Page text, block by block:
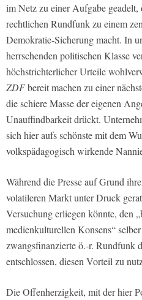
im Netz zu einer Aufgabe
rechtlichen Rundfunk zu einem
Demokratie-Sicherung macht. In
herrschenden politischen Klasse
höchstrichterlicher Urteile
ZDFbereit machen zu einer
die schiere Masse der eigenen
Unauffindbarkeit drückt.
sich hier aufs schönste mit dem
volkspädagogisch wirkende
Während die Presse auf Grund
volatileren Markt unter Druck
Versuchung erliegen könnte, den
medienkulturellen Konsens“
zwangsfinanzierte ö.-r. Rundfunk
entschlossen, diesen Vorteil zu
Die Offenherzigkeit, mit der hier